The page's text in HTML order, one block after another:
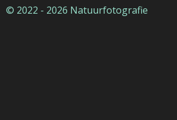
© 2022 - 2026 Natuurfotografie